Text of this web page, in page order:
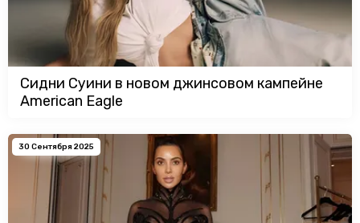
Сидни Суини в новом джинсовом кампейне
American Eagle
30 Сентября 2025